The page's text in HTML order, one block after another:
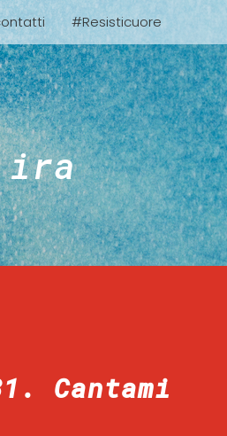
#Resisticuore
ira
Cantami